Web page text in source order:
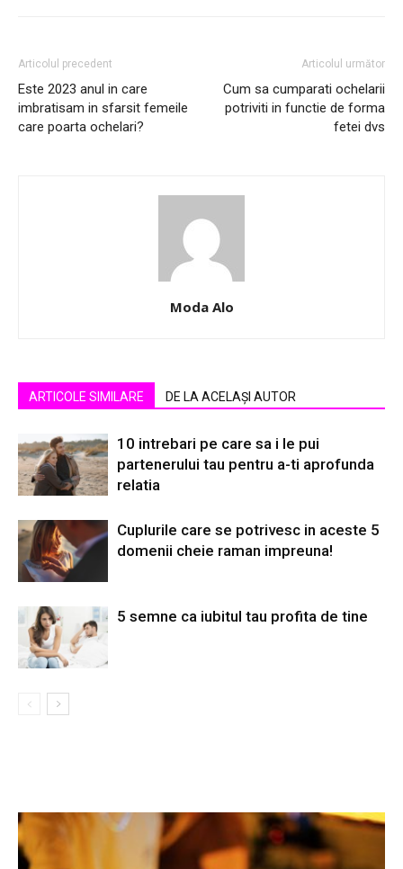
Articolul precedent
Este 2023 anul in care
imbratisam in sfarsit femeile
care poarta ochelari?
Articolul următor
Cum sa cumparati ochelarii
potriviti in functie de forma
fetei dvs
Moda Alo
ARTICOLE SIMILARE DE LA ACELAȘI AUTOR
10 intrebari pe care sa i le pui
partenerului tau pentru a-ti aprofunda
relatia
Cuplurile care se potrivesc in aceste 5
domenii cheie raman impreuna!
5 semne ca iubitul tau profita de tine